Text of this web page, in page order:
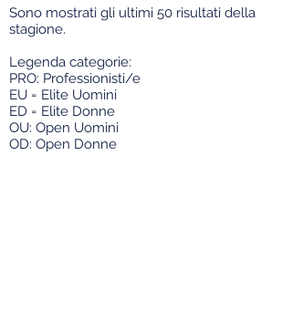
Sono mostrati gli ultimi 50 risultati della
stagione.
Legenda categorie:
PRO: Professionisti/e
EU = Elite Uomini
ED = Elite Donne
OU: Open Uomini
OD: Open Donne